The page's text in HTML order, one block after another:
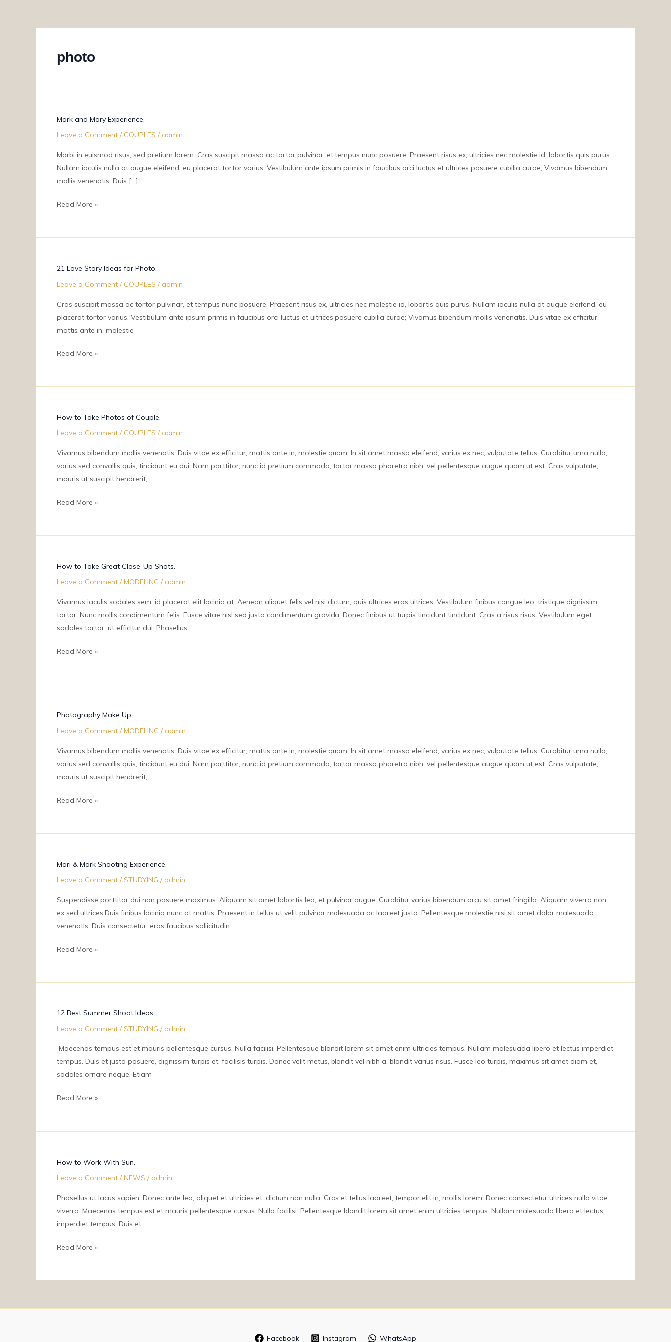
photo
Mark and Mary Experience.
Leave a Comment / COUPLES /admin
Morbi in euismod risus, sed pretium lorem. Cras suscipit massa ac tortor pulvinar, et tempus nunc posuere. Praesent risus ex, ultricies nec molestie id, lobortis quis purus.
Nullam iaculis nulla at augue eleifend, eu placerat tortor varius. Vestibulum ante ipsum primis in faucibus orci luctus et ultrices posuere cubilia curae; Vivamus bibendum
mollis venenatis. Duis […]
Mark
Experience.
Read More »
21 Love Story Ideas for Photo.
Leave a Comment / COUPLES /admin
Cras suscipit massa ac tortor pulvinar, et tempus nunc posuere. Praesent risus ex, ultricies nec molestie id, lobortis quis purus. Nullam iaculis nulla at augue eleifend, eu
placerat tortor varius. Vestibulum ante ipsum primis in faucibus orci luctus et ultrices posuere cubilia curae; Vivamus bibendum mollis venenatis. Duis vitae ex efficitur,
mattis ante in, molestie
21
Ideas
for
Photo.
Read More »
How to Take Photos of Couple.
Leave a Comment / COUPLES /admin
Vivamus bibendum mollis venenatis. Duis vitae ex efficitur, mattis ante in, molestie quam. In sit amet massa eleifend, varius ex nec, vulputate tellus. Curabitur urna nulla,
varius sed convallis quis, tincidunt eu dui. Nam porttitor, nunc id pretium commodo, tortor massa pharetra nibh, vel pellentesque augue quam ut est. Cras vulputate,
mauris ut suscipit hendrerit,
How
Photos
of
Couple.
Read More »
How to Take Great Close-Up Shots.
Leave a Comment /MODELING /admin
Vivamus iaculis sodales sem, id placerat elit lacinia at. Aenean aliquet felis vel nisi dictum, quis ultrices eros ultrices. Vestibulum finibus congue leo, tristique dignissim
tortor. Nunc mollis condimentum felis. Fusce vitae nisl sed justo condimentum gravida. Donec finibus ut turpis tincidunt tincidunt. Cras a risus risus. Vestibulum eget
sodales tortor, ut efficitur dui. Phasellus
How
Great
Close-
Up
Read More »
Photography Make Up.
Leave a Comment /MODELING /admin
Vivamus bibendum mollis venenatis. Duis vitae ex efficitur, mattis ante in, molestie quam. In sit amet massa eleifend, varius ex nec, vulputate tellus. Curabitur urna nulla,
varius sed convallis quis, tincidunt eu dui. Nam porttitor, nunc id pretium commodo, tortor massa pharetra nibh, vel pellentesque augue quam ut est. Cras vulputate,
mauris ut suscipit hendrerit,
Photography
Read More »
Mari & Mark Shooting Experience.
Leave a Comment /STUDYING /admin
Suspendisse porttitor dui non posuere maximus. Aliquam sit amet lobortis leo, et pulvinar augue. Curabitur varius bibendum arcu sit amet fringilla. Aliquam viverra non
ex sed ultrices.Duis finibus lacinia nunc at mattis. Praesent in tellus ut velit pulvinar malesuada ac laoreet justo. Pellentesque molestie nisi sit amet dolor malesuada
venenatis. Duis consectetur, eros faucibus sollicitudin
Mari
Shooting
Experience.
Read More »
12 Best Summer Shoot Ideas.
Leave a Comment /STUDYING /admin
Maecenas tempus est et mauris pellentesque cursus. Nulla facilisi. Pellentesque blandit lorem sit amet enim ultricies tempus. Nullam malesuada libero et lectus imperdiet
tempus. Duis et justo posuere, dignissim turpis et, facilisis turpis. Donec velit metus, blandit vel nibh a, blandit varius risus. Fusce leo turpis, maximus sit amet diam et,
sodales ornare neque. Etiam
12
Shoot
Ideas.
Read More »
How to Work With Sun.
Leave a Comment /NEWS /admin
Phasellus ut lacus sapien. Donec ante leo, aliquet et ultricies et, dictum non nulla. Cras et tellus laoreet, tempor elit in, mollis lorem. Donec consectetur ultrices nulla vitae
viverra. Maecenas tempus est et mauris pellentesque cursus. Nulla facilisi. Pellentesque blandit lorem sit amet enim ultricies tempus. Nullam malesuada libero et lectus
imperdiet tempus. Duis et
How
With
Sun.
Read More »
Facebook Instagram WhatsApp